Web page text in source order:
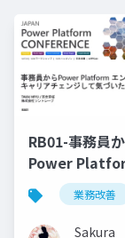
RB01-事務員
Power
ジニアにキャ
ンジして気づ
業務改善
Sakura